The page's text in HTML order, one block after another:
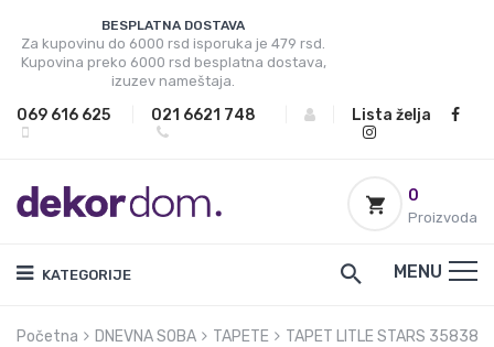
BESPLATNA DOSTAVA
Za kupovinu do 6000 rsd isporuka je 479 rsd.
Kupovina preko 6000 rsd besplatna dostava,
izuzev nameštaja.
069 616 625 021 6621 748 Lista želja
0
Proizvoda
KATEGORIJE MENU
Početna DNEVNA SOBA TAPETE TAPET LITLE STARS 358382